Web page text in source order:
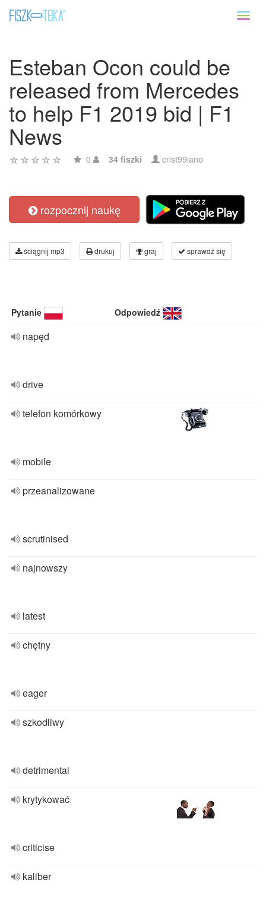
Esteban Ocon could be
released from Mercedes
to help F1 2019 bid | F1
News
0 34 fiszki crist99iano
rozpocznij naukę
ściągnij mp3 drukuj graj sprawdź się
Pytanie Odpowiedź
napęd
drive
telefon komórkowy
mobile
przeanalizowane
scrutinised
najnowszy
latest
chętny
eager
szkodliwy
detrimental
krytykować
criticise
kaliber